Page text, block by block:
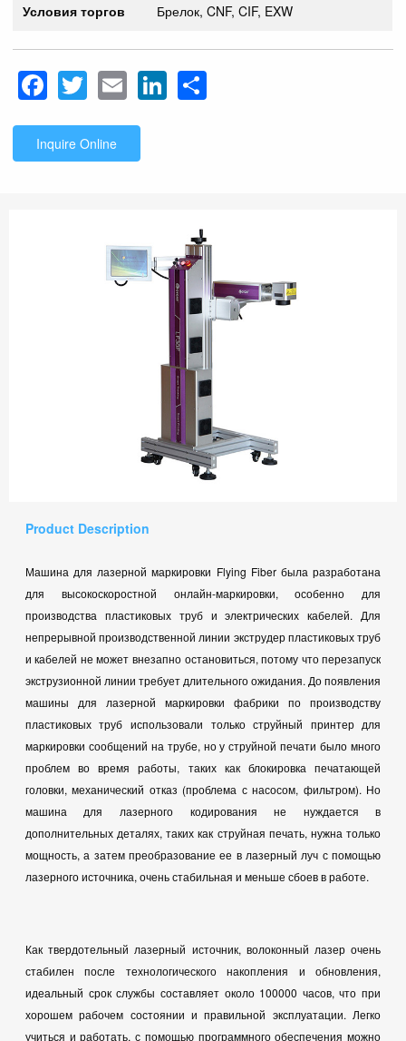
Условия торгов Брелок, CNF, CIF, EXW
Facebook
Twitter Email LinkedIn
Inquire Online
Product Description
Машина для лазерной маркировки Flying Fiber была разработана
для высокоскоростной онлайн-маркировки, особенно для
производства пластиковых труб и электрических кабелей. Для
непрерывной производственной линии экструдер пластиковых труб
и кабелей не может внезапно остановиться, потому что перезапуск
экструзионной линии требует длительного ожидания. До появления
машины для лазерной маркировки фабрики по производству
пластиковых труб использовали только струйный принтер для
маркировки сообщений на трубе, но у струйной печати было много
проблем во время работы, таких как блокировка печатающей
головки, механический отказ (проблема с насосом, фильтром). Но
машина для лазерного кодирования не нуждается в
дополнительных деталях, таких как струйная печать, нужна только
мощность, а затем преобразование ее в лазерный луч с помощью
лазерного источника, очень стабильная и меньше сбоев в работе.
Как твердотельный лазерный источник, волоконный лазер очень
стабилен после технологического накопления и обновления,
идеальный срок службы составляет около 100000 часов, что при
хорошем рабочем состоянии и правильной эксплуатации. Легко
учиться и работать, с помощью программного обеспечения можно